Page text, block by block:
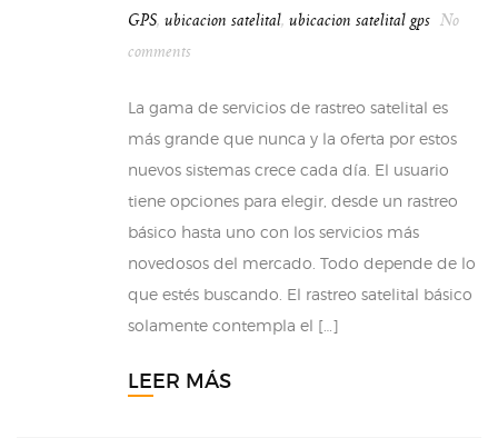
GPS, ubicacion satelital, ubicacion satelital gps No
comments
La gama de servicios de rastreo satelital es
más grande que nunca y la oferta por estos
nuevos sistemas crece cada día. El usuario
tiene opciones para elegir, desde un rastreo
básico hasta uno con los servicios más
novedosos del mercado. Todo depende de lo
que estés buscando. El rastreo satelital básico
solamente contempla el […]
LEER MÁS